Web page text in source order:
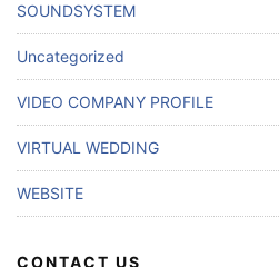
SOUNDSYSTEM
Uncategorized
VIDEO COMPANY PROFILE
VIRTUAL WEDDING
WEBSITE
CONTACT US